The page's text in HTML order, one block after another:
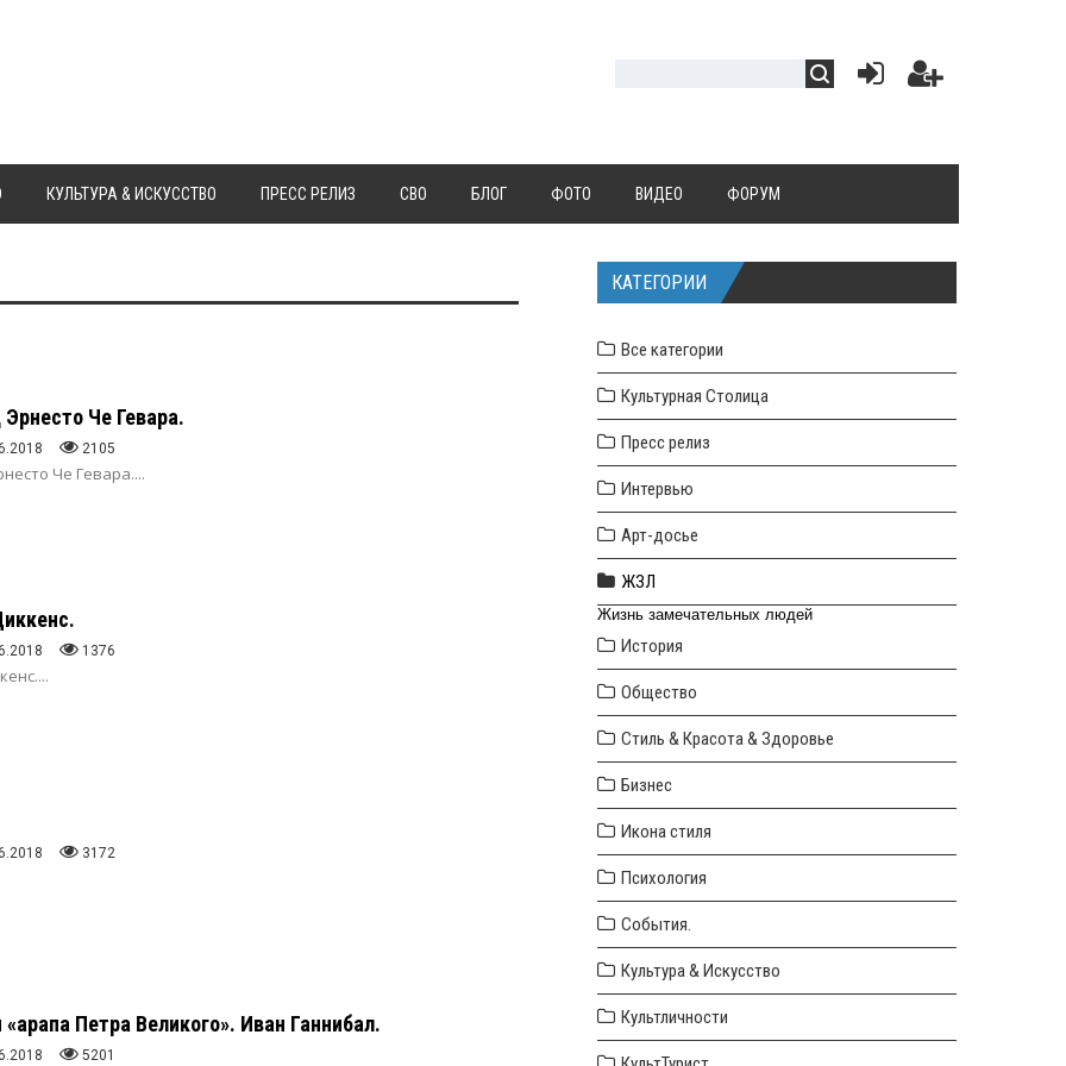
КУЛЬТУРА & ИСКУССТВО ПРЕСС РЕЛИЗ СВО БЛОГ ФОТО ВИДЕО ФОРУМ
Че Гевара.
2105
Че Гевара....
1376
3172
Петра Великого». Иван Ганнибал.
5201
КАТЕГОРИИ
Все категории
Культурная Столица
Пресс релиз
Интервью
Арт-досье
ЖЗЛ
Жизнь замечательных людей
История
Общество
Стиль & Красота & Здоровье
Бизнес
Икона стиля
Психология
События.
Культура & Искусство
Культличности